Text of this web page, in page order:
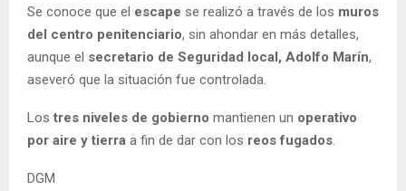
Se conoce que el escape se realizó a través de los muros
del centro penitenciario, sin ahondar en más detalles,
aunque el secretario de Seguridad local, Adolfo Marín,
aseveró que la situación fue controlada.
Los tres niveles de gobierno mantienen un operativo
por aire y tierra a fin de dar con los reos fugados.
DGM